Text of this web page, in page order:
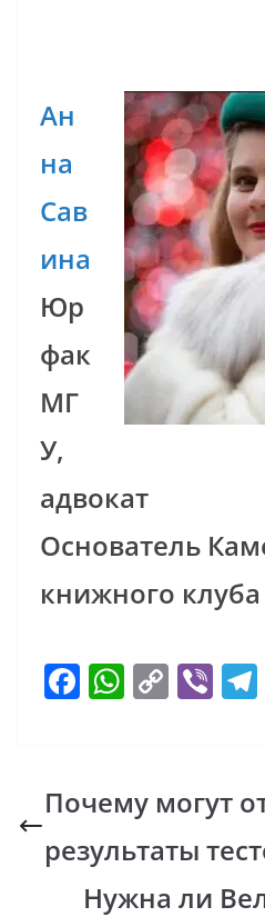
Ан
на
Сав
ина
Юр
фак
МГ
У,
адвокат
Основатель
книжного
F
b
o
o
k
W
s
A
p
p
C
y
Li
n
k
Vi
Почему могут
результаты
Нужна ли